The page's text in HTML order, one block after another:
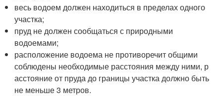
весь водоем должен находиться в пределах одного
участка;
пруд не должен сообщаться с природными
водоемами;
расположение водоема не противоречит общими
соблюдены необходимые расстояния между ними, р
асстояние от пруда до границы участка должно быть
не меньше 3 метров.